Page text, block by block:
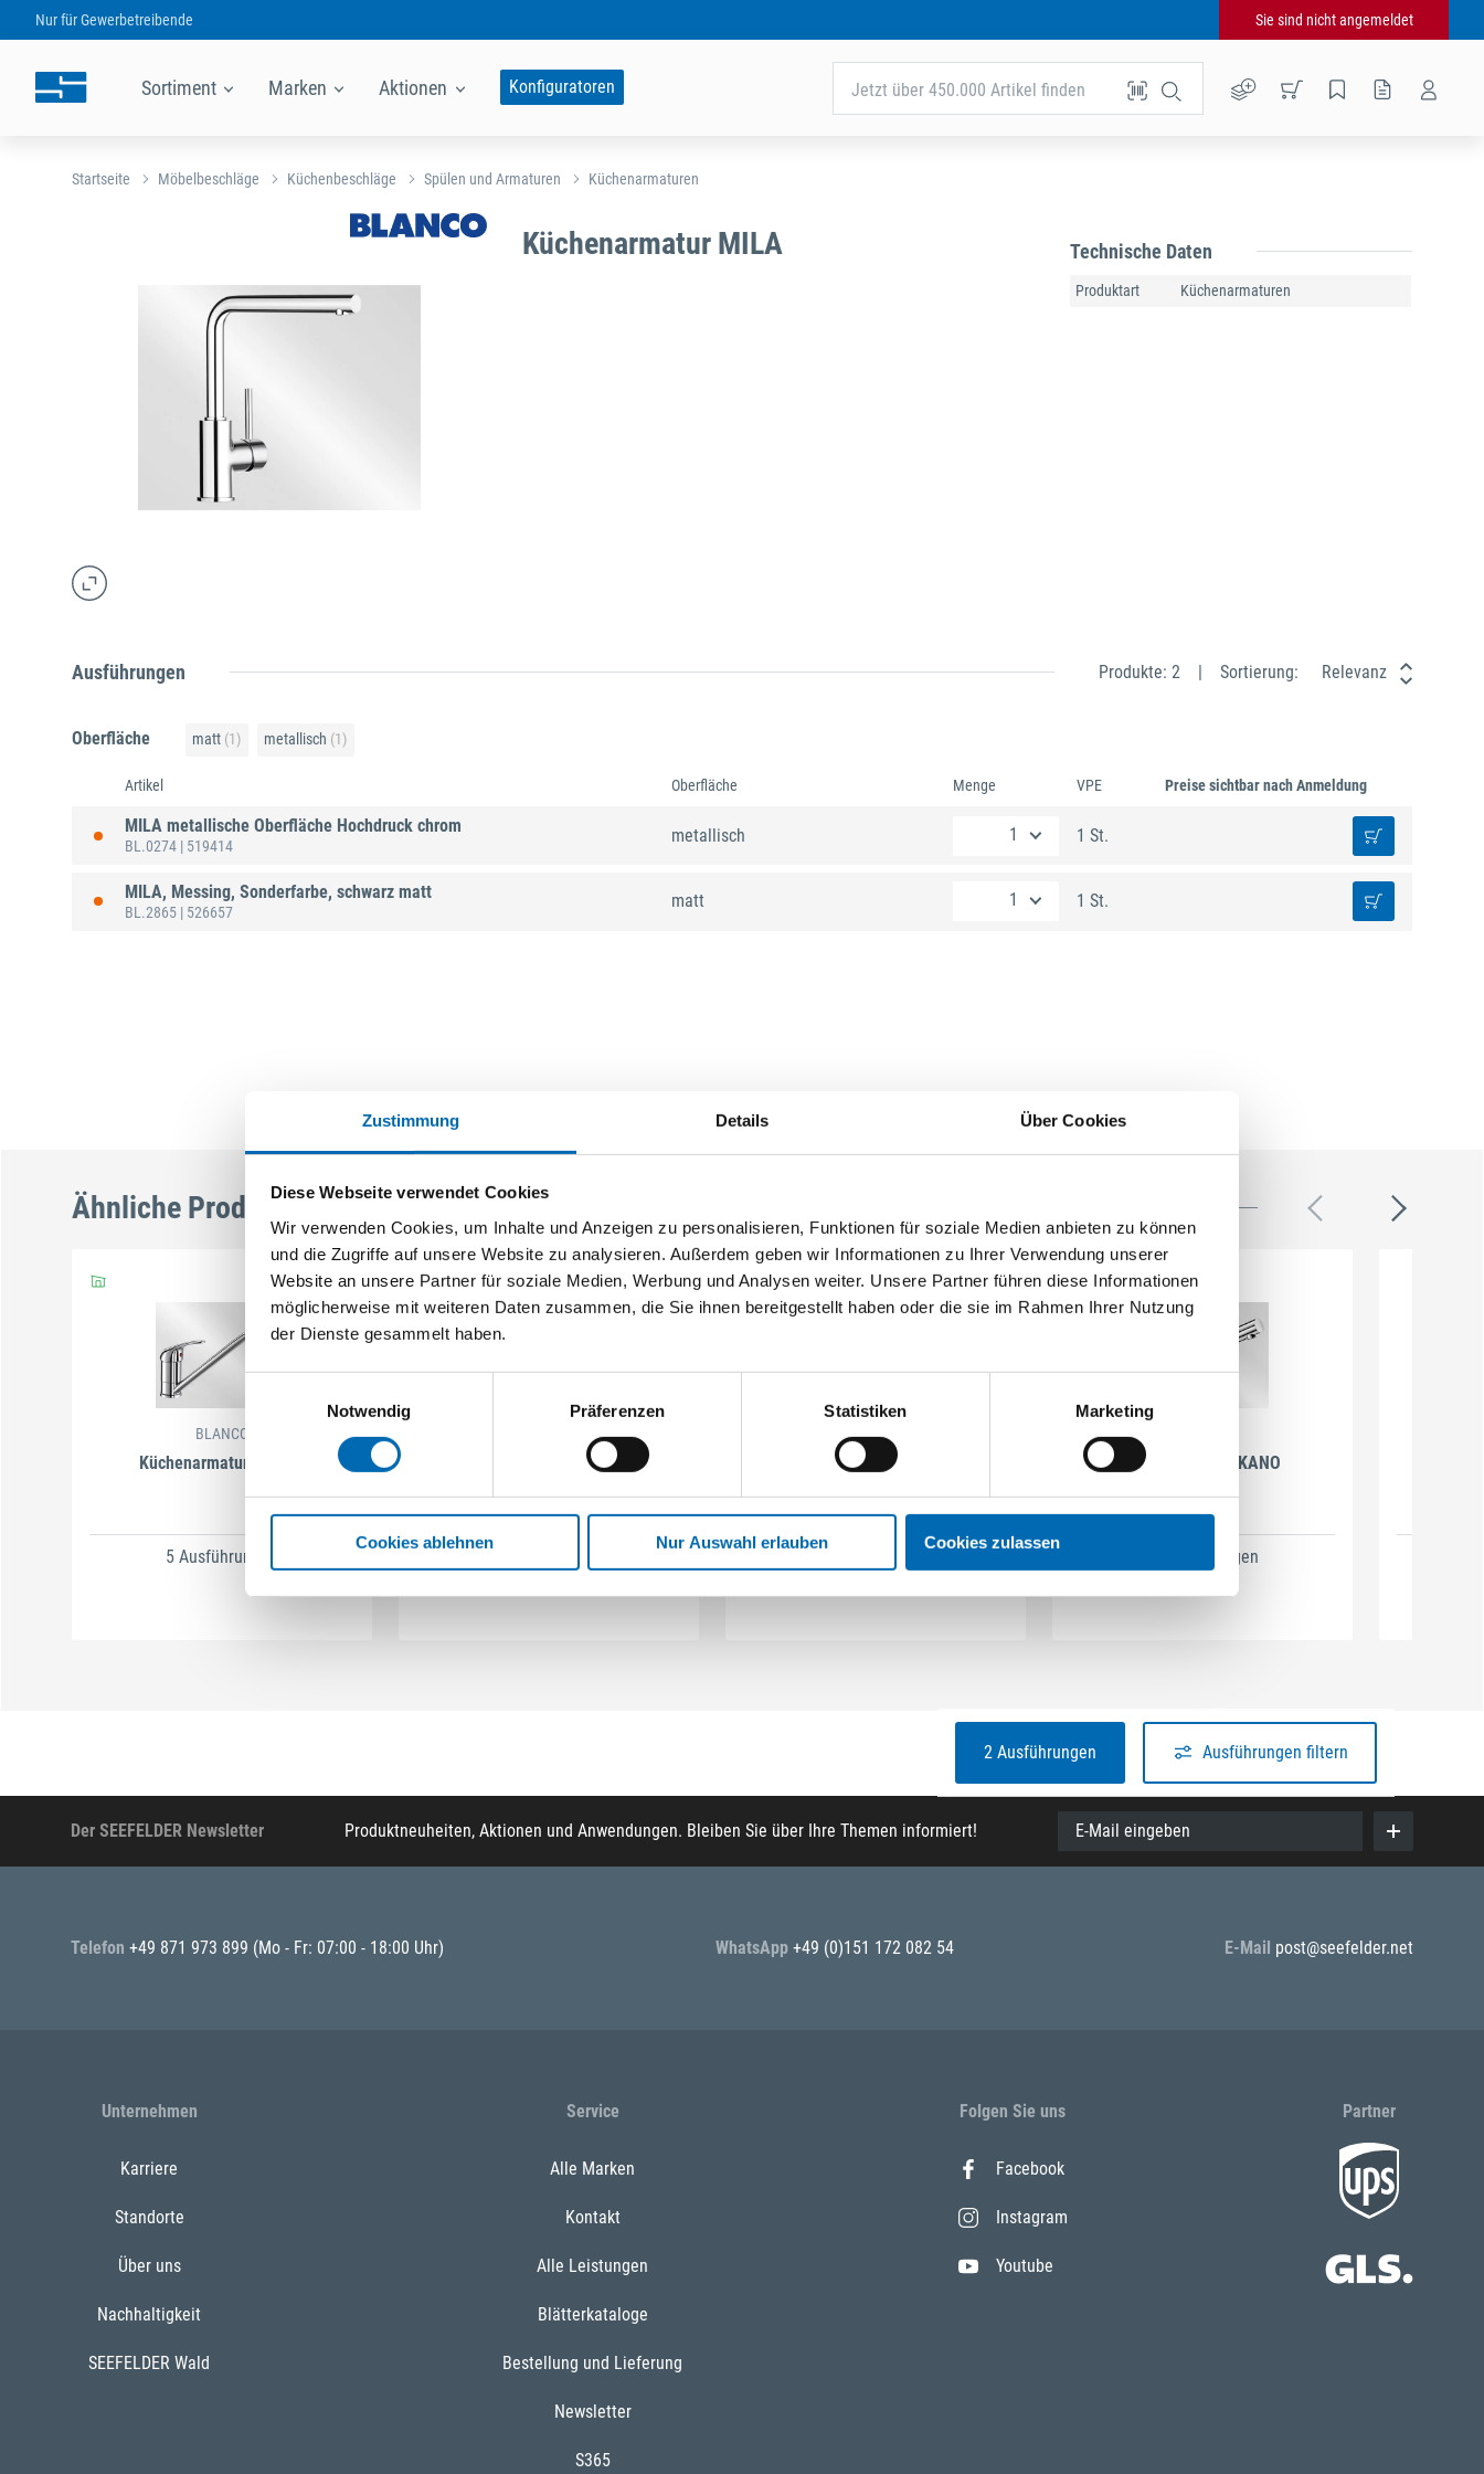
Zustimmung Details Über Cookies
Diese Webseite verwendet Cookies
Wir verwenden Cookies, um Inhalte und Anzeigen zu personalisieren, Funktionen für soziale Medien anbieten zu können
und die Zugriffe auf unsere Website zu analysieren. Außerdem geben wir Informationen zu Ihrer Verwendung unserer
Website an unsere Partner für soziale Medien, Werbung und Analysen weiter. Unsere Partner führen diese Informationen
möglicherweise mit weiteren Daten zusammen, die Sie ihnen bereitgestellt haben oder die sie im Rahmen Ihrer Nutzung
der Dienste gesammelt haben.
Notwendig
Präferenzen Statistiken Marketing
Cookies ablehnen Nur Auswahl erlauben Cookies zulassen
Nur fürGewerbetreibende Sie sind nicht angemeldet
Sortiment Marken Aktionen Konfiguratoren Jetzt über 450.000 Artikel finden
Startseite Möbelbeschläge Küchenbeschläge Spülen und Armaturen Küchenarmaturen
Küchenarmatur MILA Technische Daten
Produktart Küchenarmaturen
Ausführungen Produkte: 2 Sortierung: Relevanz
Oberfläche matt (1) metallisch (1)
Artikel Oberfläche Menge VPE Preise sichtbar nach Anmeldung
MILA metallische Oberfläche Hochdruck chrom
BL.0274 | 519414
metallisch 1 St.
MILA, Messing, Sonderfarbe, schwarz matt
BL.2865 | 526657
matt 1 St.
Ähnliche Produkte
BLANCO
Küchenarmatur DARAS
5 Ausführungen
Küchenarmatur MIDA
BLANCO
Küchenarmatur LINUS-S Küchenarmatur KANO
5 Ausführungen
2 Ausführungen Ausführungen filtern
Der SEEFELDER Newsletter Produktneuheiten, Aktionen und Anwendungen. Bleiben Sie über Ihre Themen informiert! E-Mail eingeben
Telefon +49 871 973 899 (Mo - Fr: 07:00 - 18:00 Uhr) WhatsApp +49 (0)151 172 082 54 E-Mail post@seefelder.net
Unternehmen
Karriere
Standorte
Über uns
Nachhaltigkeit
SEEFELDER Wald
Service
Alle Marken
Kontakt
Alle Leistungen
Blätterkataloge
Bestellung und Lieferung
Newsletter
S365
Folgen Sie uns
Facebook
Instagram
Youtube
Partner